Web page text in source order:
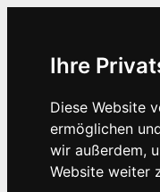
Ihre
Diese Website
ermöglichen
wir außerdem,
Website weiter